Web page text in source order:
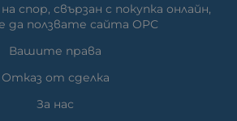
спор, свързан с покупка онлайн,
да ползвате сайта ОРС
Вашите права
Отказ от сделка
За нас